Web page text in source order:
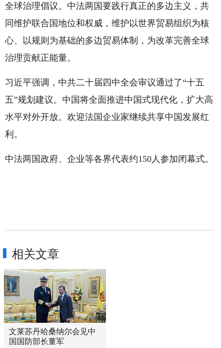
全球治理倡议。中法两国要践行真正的多边主义，共
同维护联合国地位和权威，维护以世界贸易组织为核
心、以规则为基础的多边贸易体制，为改革完善全球
治理贡献正能量。
习近平强调，中共二十届四中全会审议通过了“十五
五”规划建议。中国将全面推进中国式现代化，扩大高
水平对外开放。欢迎法国企业家继续共享中国发展红
利。
中法两国政府、企业等各界代表约150人参加闭幕式。
相关文章
文莱苏丹哈桑纳尔会见中
国国防部长董军